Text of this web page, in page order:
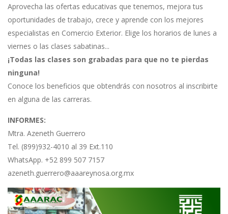
Aprovecha las ofertas educativas que tenemos, mejora tus
oportunidades de trabajo, crece y aprende con los mejores
especialistas en Comercio Exterior. Elige los horarios de lunes a
viernes o las clases sabatinas...
¡Todas las clases son grabadas para que no te pierdas
ninguna!
Conoce los beneficios que obtendrás con nosotros al inscribirte
en alguna de las carreras.
INFORMES:
Mtra. Azeneth Guerrero
Tel. (899)932-4010 al 39 Ext.110
WhatsApp. +52 899 507 7157
azeneth.guerrero@aaareynosa.org.mx